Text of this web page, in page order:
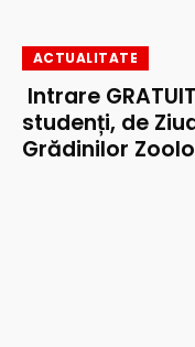
ACTUALITATE
Intrare
studenți, de
Grădinilor